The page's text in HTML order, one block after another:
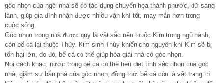
góc nhọn của ngôi nhà sẽ có tác dụng chuyển họa thành phước, dữ sang
lành, giúp gia đình nhận được nhiều vận khí tốt, may mắn hơn trong
cuộc sống.
Góc nhọn trong nhà được quy là vật sắc nên thuộc Kim trong ngũ hành,
còn bể cá lại thuộc Thủy. Kim sinh Thủy khiến cho nguyên khí Kim sẽ bị
tổn hại lớn, do đó, bể cá có thể giúp hóa giải nhà có góc nhọn.
Nói cách khác, nước trong bể cá có thể tiêu diệt tính sắc nhọn của góc
nhà, giảm sự bắn phá của góc nhọn, đồng thời bể cá còn là vật trang trí